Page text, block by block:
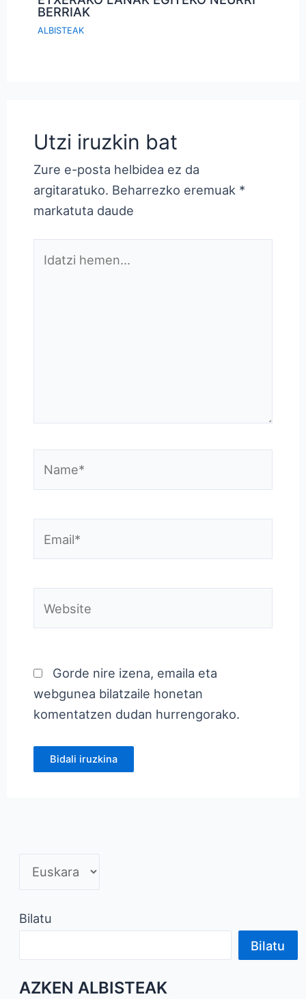
BERRIAK
ALBISTEAK
Utzi iruzkin bat
Zure e-posta helbidea ez da
argitaratuko. Beharrezko eremuak *
markatuta daude
hemen...
Gorde nire izena, emaila eta
webgunea bilatzaile honetan
komentatzen dudan hurrengorako.
Bilatu
Bilatu
AZKEN ALBISTEAK